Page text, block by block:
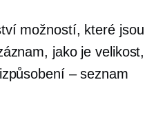
možností, které jsou
jako je velikost,
– seznam